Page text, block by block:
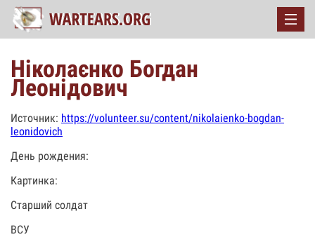
Ніколаєнко Богдан
Леонідович
Источник: https://volunteer.su/content/nikolaienko-bogdan-
leonidovich
День рождения:
Картинка:
Старший солдат
ВСУ